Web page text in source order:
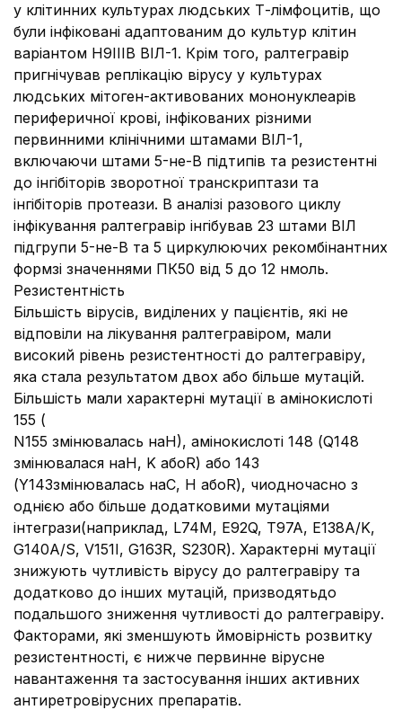
у клітинних культурах людських Т-лімфоцитів, що
були інфіковані адаптованим до культур клітин
варіантом H9ІІІВ ВІЛ-1. Крім того, ралтегравір
пригнічував реплікацію вірусу у культурах
людських мітоген-активованих мононуклеарів
периферичної крові, інфікованих різними
первинними клінічними штамами ВІЛ-1,
включаючи штами 5-не-B підтипів та резистентні
до інгібіторів зворотної транскриптази та
інгібіторів протеази. В аналізі разового циклу
інфікування ралтегравір інгібував 23 штами ВІЛ
підгрупи 5-не-В та 5 циркулюючих рекомбінантних
формзі значеннями ПК50 від 5 до 12 нмоль.
Резистентність
Більшість вірусів, виділених у пацієнтів, які не
відповіли на лікування ралтегравіром, мали
високий рівень резистентності до ралтегравіру,
яка стала результатом двох або більше мутацій.
Більшість мали характерні мутації в амінокислоті
155 (
N155 змінювалась наH), амінокислоті 148 (Q148
змінювалася наH, K абоR) або 143
(Y143змінювалась наC, H абоR), чиодночасно з
однією або більше додатковими мутаціями
інтегрази(наприклад, L74M, E92Q, T97A, E138A/K,
G140A/S, V151I, G163R, S230R). Характерні мутації
знижують чутливість вірусу до ралтегравіру та
додатково до інших мутацій, призводятьдо
подальшого зниження чутливості до ралтегравіру.
Факторами, які зменшують ймовірність розвитку
резистентності, є нижче первинне вірусне
навантаження та застосування інших активних
антиретровірусних препаратів.